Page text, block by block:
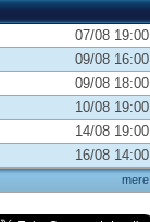
mere
07/08 19:00
09/08 16:00
09/08 18:00
10/08 19:00
14/08 19:00
16/08 14:00